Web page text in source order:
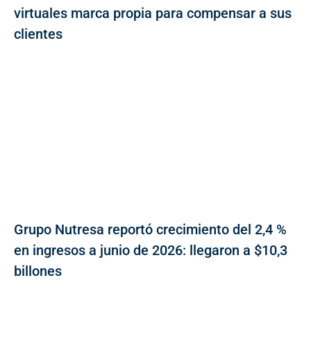
virtuales marca propia para compensar a sus
clientes
Grupo Nutresa reportó crecimiento del 2,4 %
en ingresos a junio de 2026: llegaron a $10,3
billones